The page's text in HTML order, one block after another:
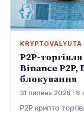
KRYPTOVALYUTA
P2P-
Binance P2P,
блокування
31 липень 2026 · 8
P2P крипто